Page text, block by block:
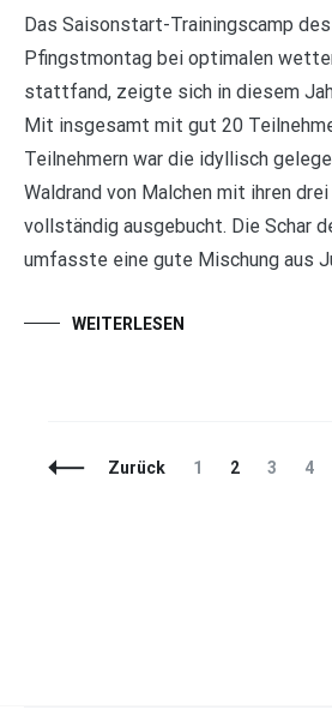
Das Saisonstart-Trainingscamp
Pfingstmontag bei optimalen
stattfand, zeigte sich in diesem
Mit insgesamt mit gut 20
Teilnehmern war die idyllisch
Waldrand von Malchen mit ihren
vollständig ausgebucht. Die Schar
umfasste eine gute Mischung aus
WEITERLESEN
Beitragsnavigation
Zurück Seite
1 Seite
2 Seite
3 4